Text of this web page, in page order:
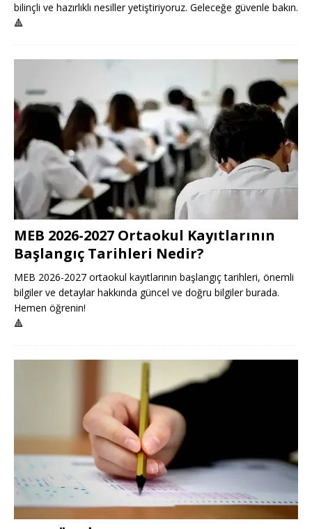
bilinçli ve hazırlıklı nesiller yetiştiriyoruz. Geleceğe güvenle bakın.
🔺
MEB 2026-2027 Ortaokul Kayıtlarının
Başlangıç Tarihleri Nedir?
MEB 2026-2027 ortaokul kayıtlarının başlangıç tarihleri, önemli
bilgiler ve detaylar hakkında güncel ve doğru bilgiler burada.
Hemen öğrenin!
🔺